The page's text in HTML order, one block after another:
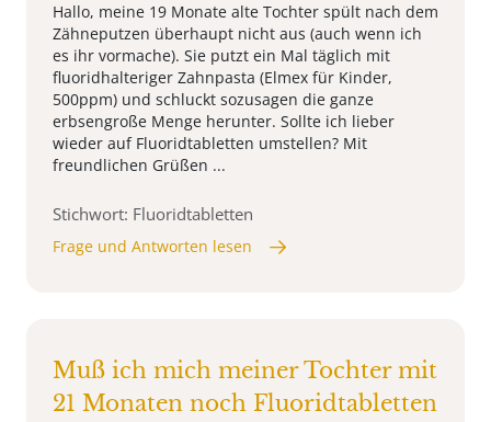
Hallo, meine 19 Monate alte Tochter spült nach dem
Zähneputzen überhaupt nicht aus (auch wenn ich
es ihr vormache). Sie putzt ein Mal täglich mit
fluoridhalteriger Zahnpasta (Elmex für Kinder,
500ppm) und schluckt sozusagen die ganze
erbsengroße Menge herunter. Sollte ich lieber
wieder auf Fluoridtabletten umstellen? Mit
freundlichen Grüßen ...
Stichwort: Fluoridtabletten
Frage und Antworten lesen
Muß ich mich meiner Tochter mit
21 Monaten noch Fluoridtabletten